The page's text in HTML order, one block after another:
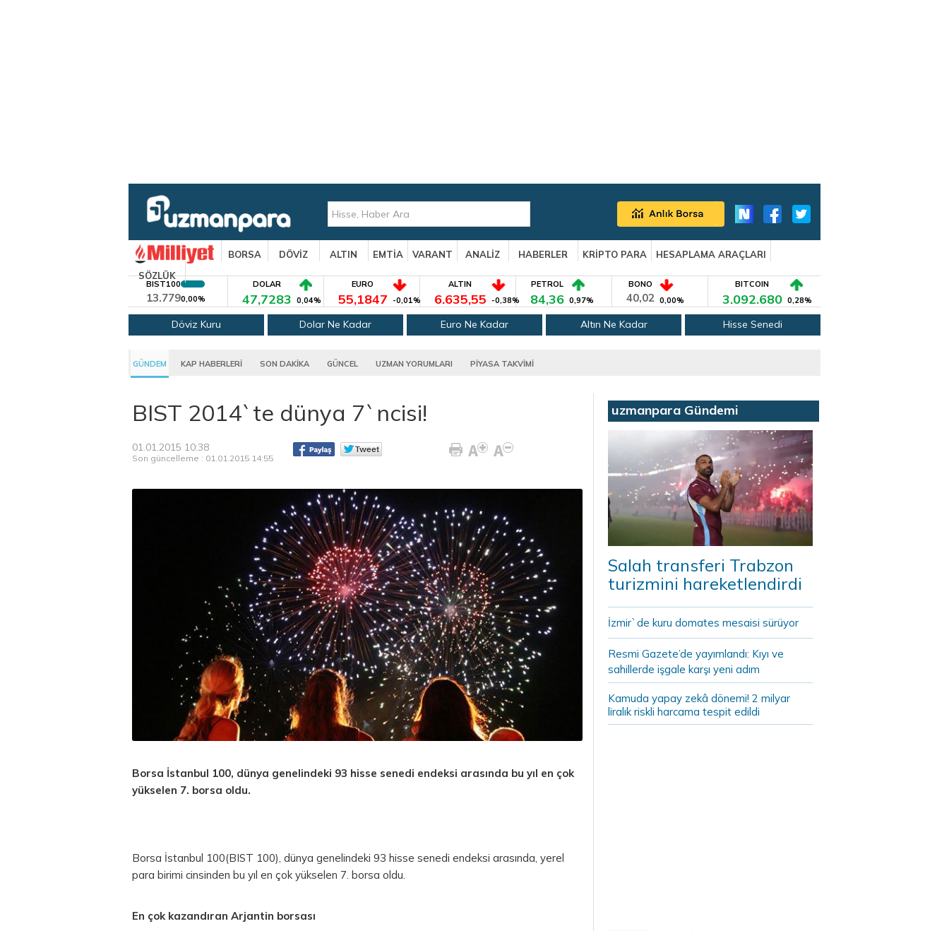
BORSA DÖVİZ ALTIN EMTİA VARANT ANALİZ HABERLER KRİPTO PARA
HESAPLAMA ARAÇLARI
SÖZLÜK
BIST100
13.7790,00%
DOLAR
47,7283 0,04%
EURO
55,1847 -0,01%
ALTIN
6.635,55 -0,38%
PETROL
84,36 0,97%
BONO
40,02 0,00%
BITCOIN
3.092.680 0,28%
Döviz Kuru Dolar Ne Kadar Euro Ne Kadar Altın Ne Kadar Hisse Senedi
GÜNDEM KAP HABERLERİ SON DAKİKA GÜNCEL UZMAN YORUMLARI PİYASA TAKVİMİ
BIST 2014`te dünya 7`ncisi!
01.01.2015 10:38
Son güncelleme : 01.01.2015 14:55
Borsa İstanbul 100, dünya genelindeki 93 hisse senedi endeksi arasında bu yıl en çok
yükselen 7. borsa oldu.
Borsa İstanbul 100(BIST 100), dünya genelindeki 93 hisse senedi endeksi arasında, yerel
para birimi cinsinden bu yıl en çok yükselen 7. borsa oldu.
En çok kazandıran Arjantin borsası
uzmanpara Gündemi
Salah transferi Trabzon
turizmini hareketlendirdi
İzmir`de kuru domates mesaisi sürüyor
Resmi Gazete’de yayımlandı: Kıyı ve
sahillerde işgale karşı yeni adım
Kamuda yapay zekâ dönemi! 2 milyar
liralık riskli harcama tespit edildi